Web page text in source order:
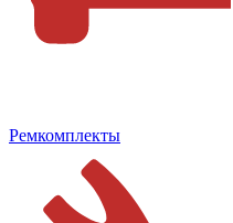
Ремкомплекты